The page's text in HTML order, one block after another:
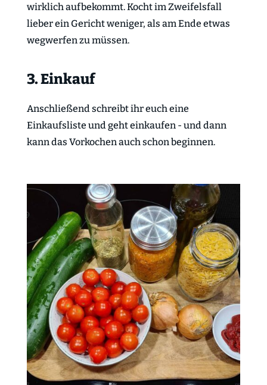
wirklich aufbekommt. Kocht im Zweifelsfall
lieber ein Gericht weniger, als am Ende etwas
wegwerfen zu müssen.
3. Einkauf
Anschließend schreibt ihr euch eine
Einkaufsliste und geht einkaufen - und dann
kann das Vorkochen auch schon beginnen.